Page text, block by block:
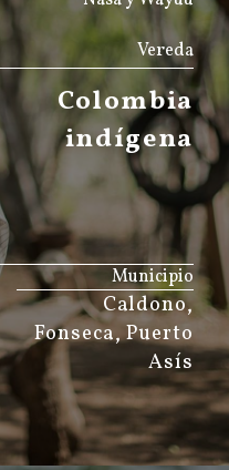
Vereda
Colombia
indígena
Municipio
Caldono,
Fonseca, Puerto
Asís